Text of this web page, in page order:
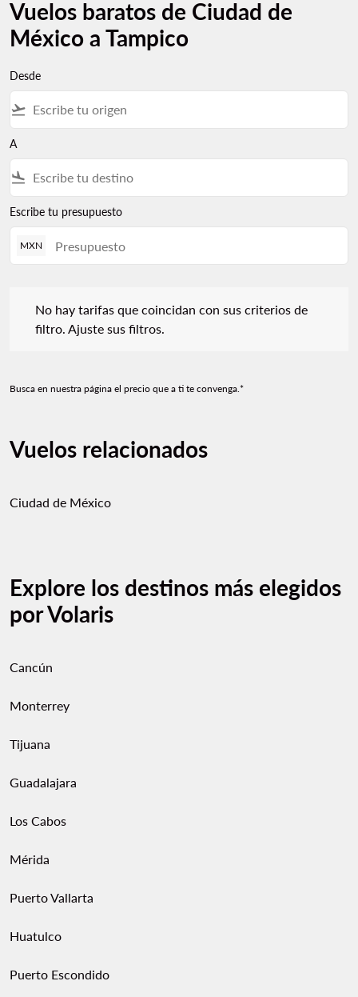
Vuelos baratos de Ciudad de
México a Tampico
Desde
flight_takeoff
A
flight_land
Escribe tu presupuesto
MXN
No hay tarifas que coincidan con sus criterios de
filtro. Ajuste sus filtros.
Busca en nuestra página el precio que a ti te convenga.*
Vuelos relacionados
Ciudad de México
Explore los destinos más elegidos
por Volaris
Cancún
Monterrey
Tijuana
Guadalajara
Los Cabos
Mérida
Puerto Vallarta
Huatulco
Puerto Escondido